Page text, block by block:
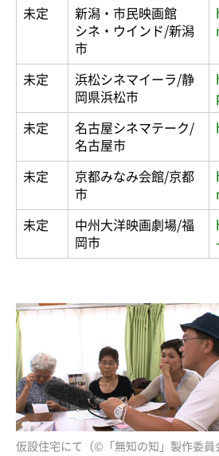
未定
新潟・市民映画館
シネ・ウインド/新潟
市
未定
浜松シネマイーラ/静
岡県浜松市
未定
名古屋シネマテーク/
名古屋市
未定
京都みなみ会館/京都
市
未定
中州大洋映画劇場/福
岡市
仮設住宅にて（©「無知の知」製作委員